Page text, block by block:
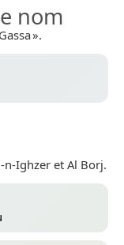
nom
».
n-Ighzer et Al Borj.